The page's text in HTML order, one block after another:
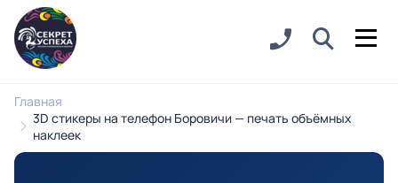
Главная
3D стикеры на телефон Боровичи — печать объёмных
наклеек